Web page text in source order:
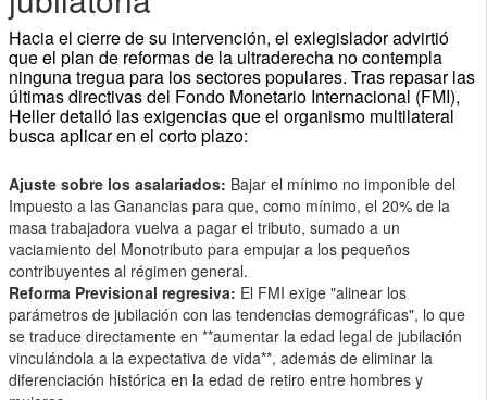
Hacia el cierre de su intervención, el exlegislador advirtió
que el plan de reformas de la ultraderecha no contempla
ninguna tregua para los sectores populares. Tras repasar las
últimas directivas del Fondo Monetario Internacional (FMI),
Heller detalló las exigencias que el organismo multilateral
busca aplicar en el corto plazo:
Ajuste sobre los asalariados: Bajar el mínimo no imponible del
Impuesto a las Ganancias para que, como mínimo, el 20% de la
masa trabajadora vuelva a pagar el tributo, sumado a un
vaciamiento del Monotributo para empujar a los pequeños
contribuyentes al régimen general.
Reforma Previsional regresiva: El FMI exige "alinear los
parámetros de jubilación con las tendencias demográficas", lo que
se traduce directamente en **aumentar la edad legal de jubilación
vinculándola a la expectativa de vida**, además de eliminar la
diferenciación histórica en la edad de retiro entre hombres y